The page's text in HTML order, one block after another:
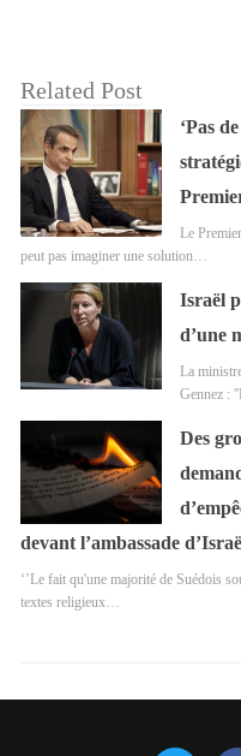
Related Post
‘Pas
Le
peut pas imaginer une solution…
Israël
d’une
La
Gennez :
Des
devant l’ambassade
‘’Le fait qu'une majorité de Suédois
textes religieux…